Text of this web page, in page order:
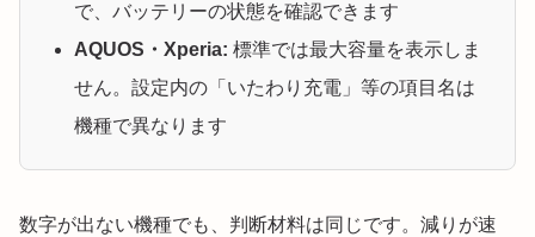
で、バッテリーの状態を確認できます
AQUOS・Xperia: 標準では最大容量を表示しま
せん。設定内の「いたわり充電」等の項目名は
機種で異なります
数字が出ない機種でも、判断材料は同じです。減りが速